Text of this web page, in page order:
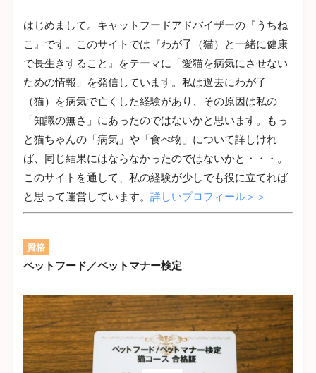
はじめまして。キャットフードアドバイザーの『うちね
こ』です。このサイトでは『わが子（猫）と一緒に健康
で長生きすること』をテーマに「愛猫を病気にさせない
ための情報」を発信しています。私は過去にわが子
（猫）を病気で亡くした経験があり、その原因は私の
「知識の無さ」にあったのではないかと思います。もっ
と猫ちゃんの「病気」や「食べ物」について詳しけれ
ば、同じ結果にはならなかったのではないかと・・・。
このサイトを通して、私の経験が少しでも役に立てれば
と思って運営しています。 詳しいプロフィール＞＞
資格
ペットフード／ペットマナー検定